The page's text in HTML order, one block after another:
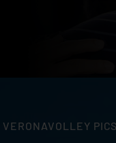
VERONAVOLLEY PICS